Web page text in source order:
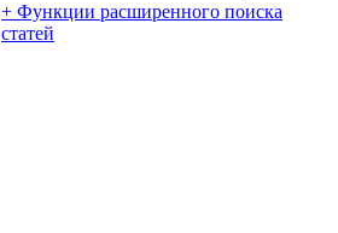
+ Функции расширенного поиска
статей